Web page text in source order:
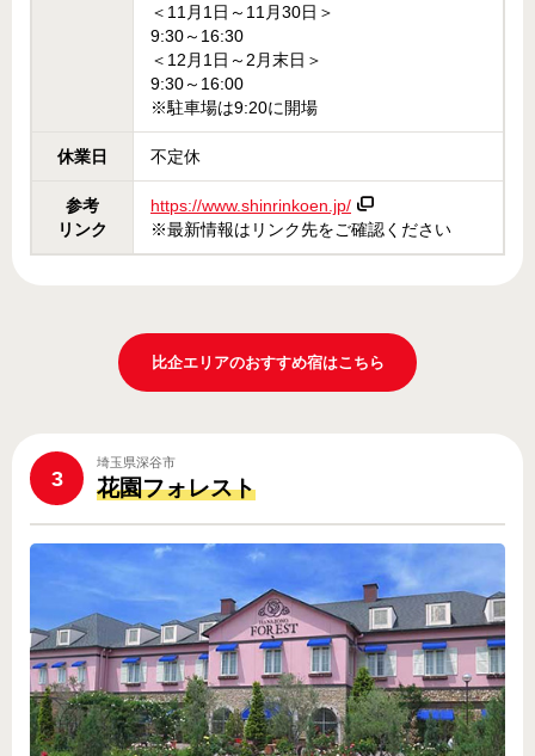
＜11月1日～11月30日＞
9:30～16:30
＜12月1日～2月末日＞
9:30～16:00
※駐車場は9:20に開場
休業日 不定休
参考
リンク
https://www.shinrinkoen.jp/
※最新情報はリンク先をご確認ください
比企エリアのおすすめ宿はこちら
3
埼玉県深谷市
花園フォレスト